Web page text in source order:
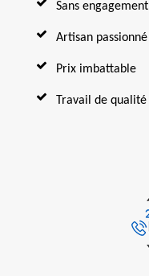
Sans engagement
Artisan passionné
Prix imbattable
Travail de qualité